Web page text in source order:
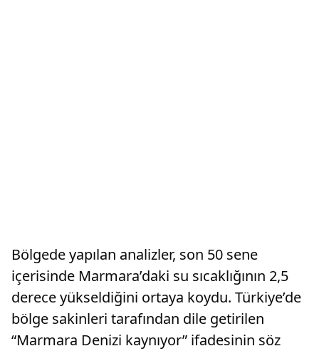
Bölgede yapılan analizler, son 50 sene
içerisinde Marmara’daki su sıcaklığının 2,5
derece yükseldiğini ortaya koydu. Türkiye’de
bölge sakinleri tarafından dile getirilen
“Marmara Denizi kaynıyor” ifadesinin söz